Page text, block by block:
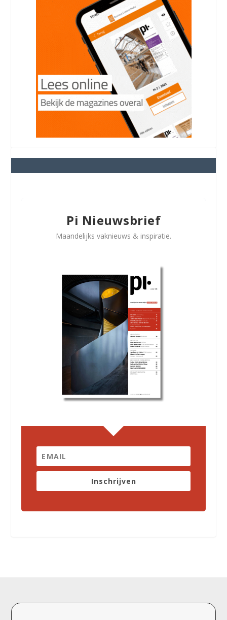
Pi Nieuwsbrief
Maandelijks vaknieuws & inspiratie.
Inschrijven